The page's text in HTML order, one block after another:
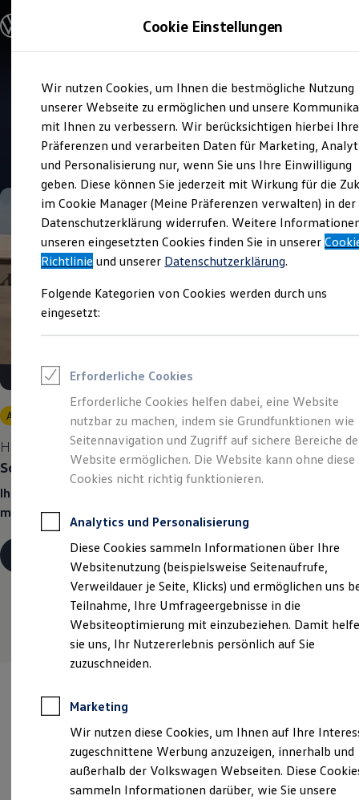
Hauptinhalt
springen
Footer
springen
Modelle und Konfigurator
Modelle vergleichen
Elektroautos
ENERGY Sondermodelle
Nutzfahrzeuge
SUV und CUV
Familienautos
Kombis
Kompaktwagen
Sportwagen
Schnell verfügbare Fahrzeuge
Angebote und Produkte
Aktuelle Angebote
E-Auto-Förderung
Volkswagen Marktplatz
Junge Gebrauchtwagen und Gebrauchtwagen
Volkswagen Zertifizierte Gebrauchtwagen
Zubehör- und Serviceangebote
Leasing
Leasing-Angebote
Gebrauchtwagen Leasing
Junge Gebrauchtwagen-Leasing
Elektroauto Leasing
Kleinwagen-Leasing
Leasing ohne Anzahlung
Finanzierung
Kfz-Versicherung
Restschuldversicherungen
Garantien
Wartungsverträge
Geschäftskunden
Professional Class bei Volkswagen
Großkunden
Behörden
Direktkunden
Sonderfahrzeuge
Anpfiff zum Gewinn
Elektroautos
ID. Tutorials
Elektrofahrzeugkonzepte
Reichweite
Reichweite der ID. Modelle
Reichweite im Winter
Verkauf und Service
Autohaus Kröninger
4.8| 185 Bewertungen
Angebot gültig bis 30.09.2026 Privatkunden
Heiß begehrt. Kühl kalkuliert.Die Kröninger
Sommerdeals.
Ihr Traumauto? Heiß begehrt. Ihre Leasingrate? Eiskalt
machbar.
Details ansehen
Verantwortlich für die Inhalte auf dieser Seite ist die Julius
Kröninger, Inhaber Dominik Braun Birkenfeld
Impressum & Rechtliches
Cookie Einstellungen
Wir nutzen Cookies, um Ihnen die bestmögliche Nutzung
unserer Webseite zu ermöglichen und unsere
mit Ihnen zu verbessern. Wir berücksichtigen hierbei Ihre
Präferenzen und verarbeiten Daten für Marketing,
und Personalisierung nur, wenn Sie uns Ihre Einwilligung
geben. Diese können Sie jederzeit mit Wirkung für die
im Cookie Manager (Meine Präferenzen verwalten) in der
Datenschutzerklärung widerrufen. Weitere
unseren eingesetzten Cookies finden Sie in unserer
Richtlinie und unserer Datenschutzerklärung.
Folgende Kategorien von Cookies werden durch uns
eingesetzt:
Erforderliche Cookies
Erforderliche Cookies helfen dabei, eine Website
nutzbar zu machen, indem sie Grundfunktionen wie
Seitennavigation und Zugriff auf sichere Bereiche
Website ermöglichen. Die Website kann ohne diese
Cookies nicht richtig funktionieren.
Analytics und Personalisierung
Diese Cookies sammeln Informationen über Ihre
Websitenutzung (beispielsweise Seitenaufrufe,
Verweildauer je Seite, Klicks) und ermöglichen uns
Teilnahme, Ihre Umfrageergebnisse in die
Websiteoptimierung mit einzubeziehen. Damit
sie uns, Ihr Nutzererlebnis persönlich auf Sie
zuzuschneiden.
Marketing
Wir nutzen diese Cookies, um Ihnen auf Ihre
zugeschnittene Werbung anzuzeigen, innerhalb und
außerhalb der Volkswagen Webseiten. Diese
sammeln Informationen darüber, wie Sie unsere